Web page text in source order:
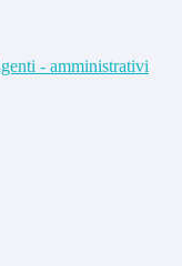
- amministrativi